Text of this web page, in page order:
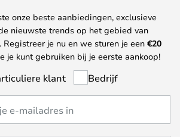
onze beste aanbiedingen, exclusieve
nieuwste trends op het gebied van
je nu en we sturen je een €20
je kunt gebruiken bij je eerste aankoop!
klant Bedrijf